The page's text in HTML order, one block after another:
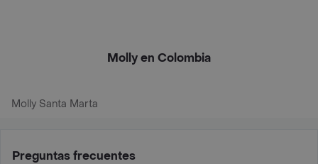
Molly en Colombia
Molly Santa Marta
Preguntas frecuentes